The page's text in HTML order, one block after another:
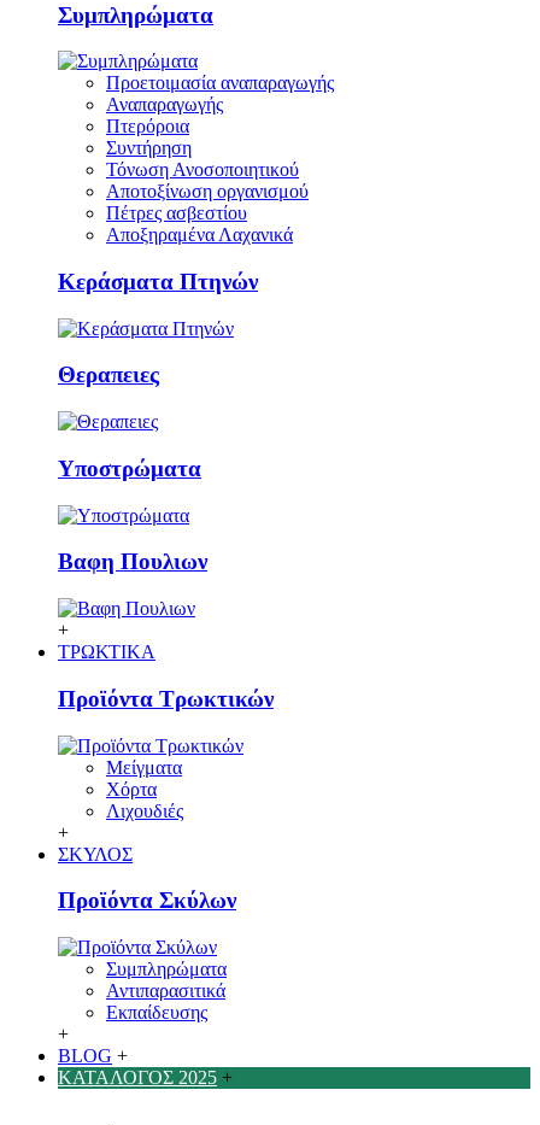
Συμπληρώματα
Προετοιμασία αναπαραγωγής
Αναπαραγωγής
Πτερόροια
Συντήρηση
Τόνωση Ανοσοποιητικού
Αποτοξίνωση οργανισμού
Πέτρες ασβεστίου
Αποξηραμένα Λαχανικά
Κεράσματα Πτηνών
Θεραπειες
Υποστρώματα
Βαφη Πουλιων
+
ΤΡΩΚΤΙΚΑ
Προϊόντα Τρωκτικών
Μείγματα
Χόρτα
Λιχουδιές
+
ΣΚΥΛΟΣ
Προϊόντα Σκύλων
Συμπληρώματα
Αντιπαρασιτικά
Εκπαίδευσης
+
BLOG +
ΚΑΤΑΛΟΓΟΣ 2025 +